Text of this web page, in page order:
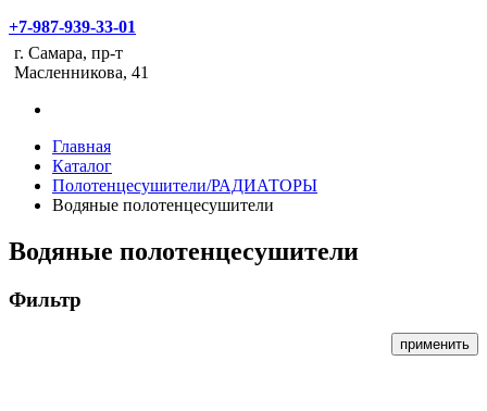
+7-987-939-33-01
г. Самара, пр-т
Масленникова, 41
Главная
Каталог
Полотенцесушители/РАДИАТОРЫ
Водяные полотенцесушители
Водяные полотенцесушители
Фильтр